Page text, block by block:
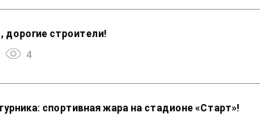
дорогие строители!
4
спортивная жара на стадионе «Старт»!